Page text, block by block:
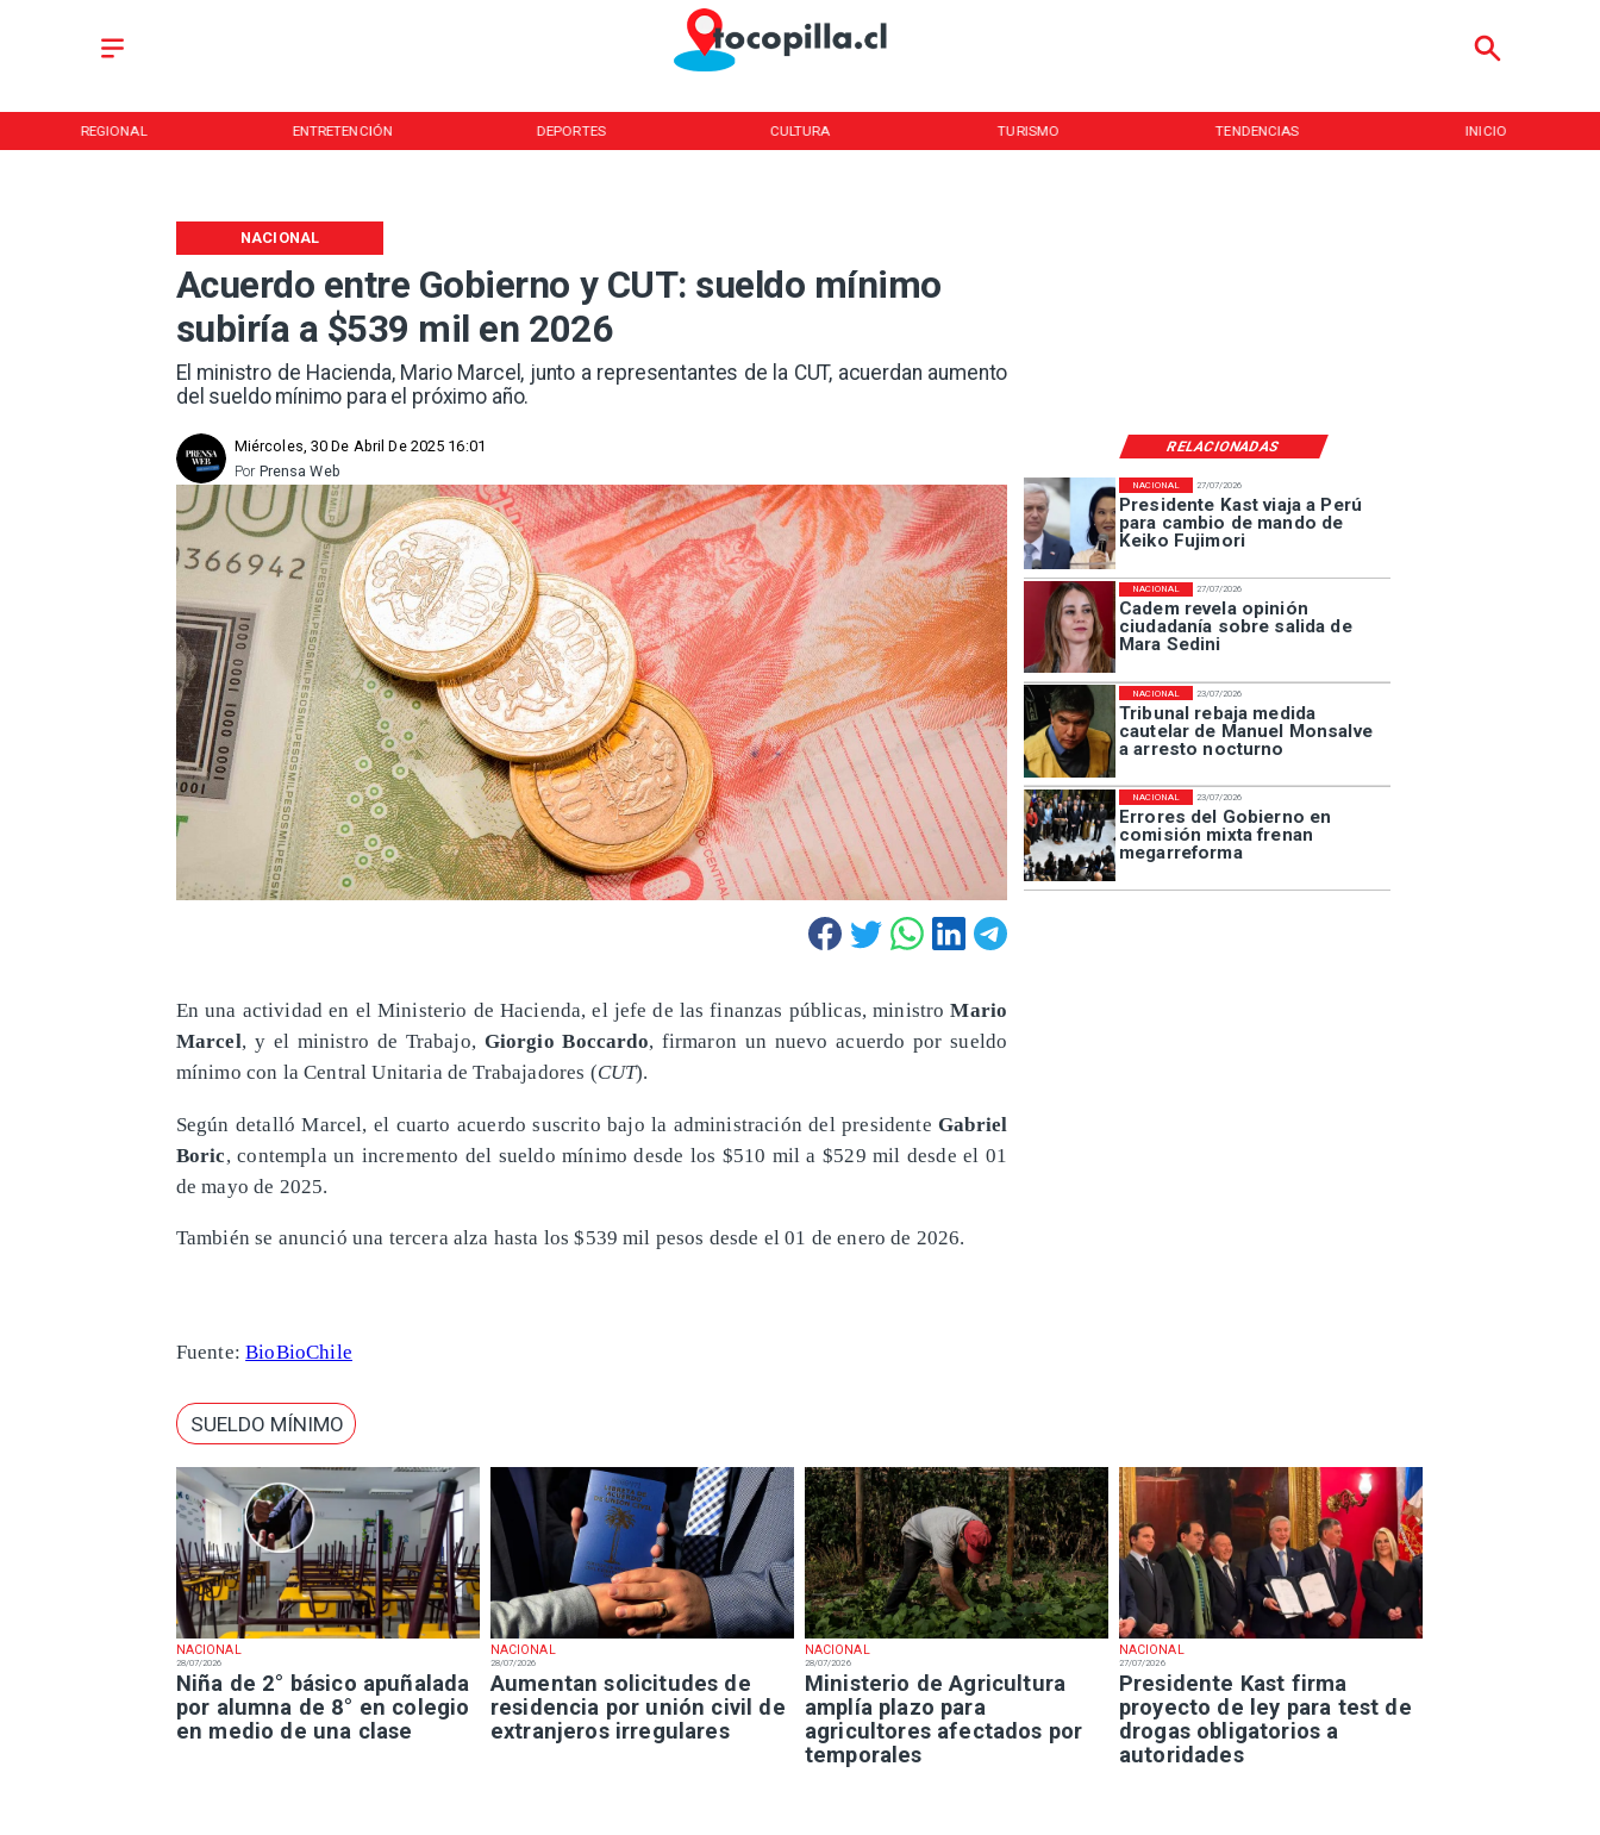
REGIONAL ENTRETENCIÓN DEPORTES CULTURA TURISMO TENDENCIAS INICIO
Acuerdo entre Gobierno y CUT: sueldo mínimo
subiría a $539 mil en 2026
El ministro de Hacienda, Mario Marcel, junto a representantes de la CUT, acuerdan aumento
del sueldo mínimo para el próximo año.
NACIONAL
RELACIONADAS
Miércoles, 30 De Abril De 2025 16:01
Prensa Web
Por
NACIONAL
28/07/2026
Niña de 2° básico apuñalada
por alumna de 8° en colegio
en medio de una clase
NACIONAL
28/07/2026
Aumentan solicitudes de
residencia por unión civil de
extranjeros irregulares
NACIONAL
28/07/2026
Ministerio de Agricultura
amplía plazo para
agricultores afectados por
temporales
NACIONAL
27/07/2026
Presidente Kast firma
proyecto de ley para test de
drogas obligatorios a
autoridades
27/07/2026
Presidente Kast viaja a Perú
para cambio de mando de
Keiko Fujimori
NACIONAL
27/07/2026
Cadem revela opinión
ciudadanía sobre salida de
Mara Sedini
NACIONAL
23/07/2026
Tribunal rebaja medida
cautelar de Manuel Monsalve
a arresto nocturno
NACIONAL
23/07/2026
Errores del Gobierno en
comisión mixta frenan
megarreforma
NACIONAL
En una actividad en el Ministerio de Hacienda, el jefe de las finanzas públicas, ministroMario
Marcel, y el ministro de Trabajo, Giorgio Boccardo, firmaron un nuevo acuerdo por sueldo
mínimo con la Central Unitaria de Trabajadores (CUT).
Según detalló Marcel, el cuarto acuerdo suscrito bajo la administración del presidenteGabriel
Boric, contempla un incremento del sueldo mínimo desde los $510 mil a $529 mil desde el 01
de mayo de 2025.
También se anunció una tercera alza hasta los $539 mil pesos desde el 01 de enero de 2026.
Fuente:BioBioChile
SUELDO MÍNIMO